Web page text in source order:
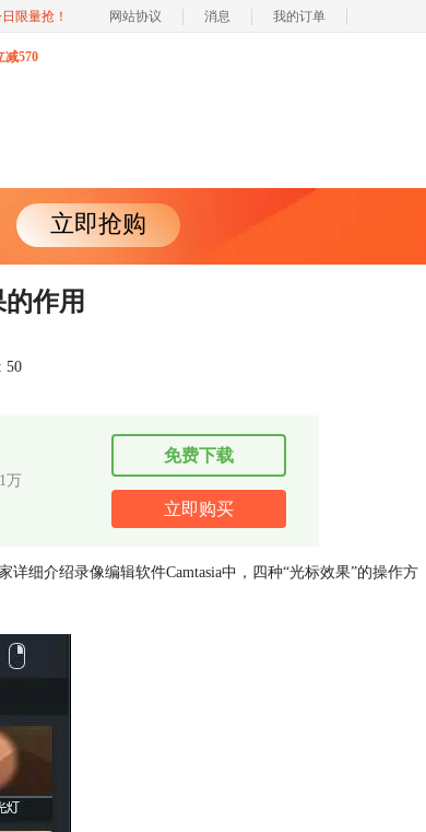
限量抢！ 网站协议 消息 我的订单
减570
立即抢购
作用
50
万
免费下载
立即购买
细介绍录像编辑软件Camtasia中，四种“光标效果”的操作方